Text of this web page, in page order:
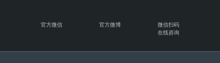
官方微信 官方微博
微信扫码
在线咨询